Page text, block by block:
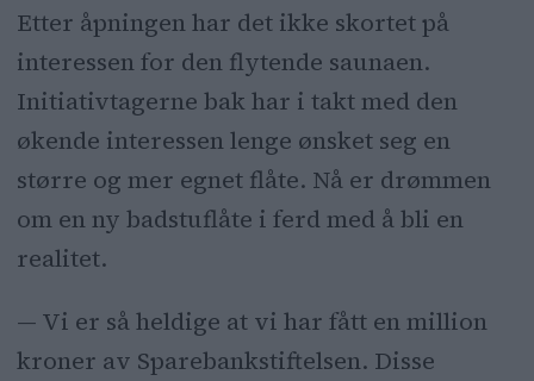
Etter åpningen har det ikke skortet på
interessen for den flytende saunaen.
Initiativtagerne bak har i takt med den
økende interessen lenge ønsket seg en
større og mer egnet flåte. Nå er drømmen
om en ny badstuflåte i ferd med å bli en
realitet.
— Vi er så heldige at vi har fått en million
kroner av Sparebankstiftelsen. Disse